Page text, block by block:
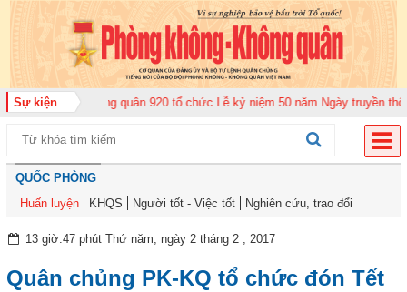
Sự kiện
đoàn Không quân 920 tổ chức Lễ kỷ niệm 50 năm Ngày truyền thống
QUỐC PHÒNG
Huấn luyện
KHQS Người tốt - Việc tốt Nghiên cứu, trao đổi
13 giờ:47 phút Thứ năm, ngày 2 tháng 2 , 2017
Quân chủng PK-KQ tổ chức đón Tết